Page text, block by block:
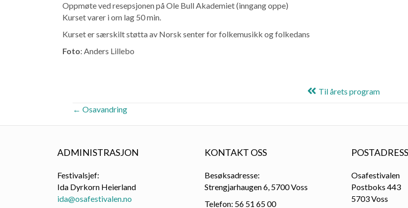
Oppmøte ved resepsjonen på Ole Bull Akademiet (inngang oppe)
Kurset varer i om lag 50 min.
Kurset er særskilt støtta av Norsk senter for folkemusikk og folkedans
Foto: Anders Lillebo
Til årets program
POSTS
← Osavandring
ADMINISTRASJON
Festivalsjef:
Ida Dyrkorn Heierland
ida@osafestivalen.no
KONTAKT OSS
Besøksadresse:
Strengjarhaugen 6, 5700 Voss
Telefon: 56 51 65 00
Osafestivalen
Postboks 443
5703 Voss